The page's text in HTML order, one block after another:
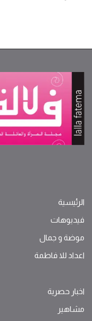
الرئيسية
فيديوهات
موضة ‫و‬ ‫‬‫جمال‬
اعداد للا فاطمة
اخبار حصرية
مشاهير